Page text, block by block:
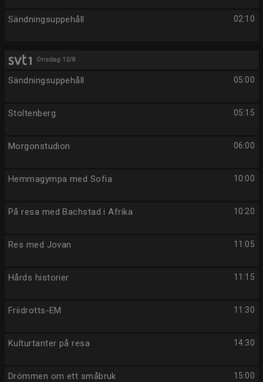
02:10
Sändningsuppehåll
Onsdag 12/8
05:00
Sändningsuppehåll
05:15
Stoltenberg
06:00
Morgonstudion
10:00
Hemmagympa med Sofia
10:20
På resa med Bachstad i Afrika
11:05
Res med Jovan
11:15
Hårds historier
11:30
Friidrotts-EM
14:30
Kulturtanter på resa
15:00
Drömmen om ett småbruk